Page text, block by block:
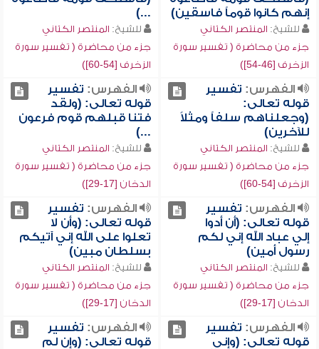
إنهم كانوا قوماً فاسقين)
للشيخ: المنتصر الكتاني
جزء من محاضرة ( تفسير سورة
الزخرف [46-54])
...)
للشيخ: المنتصر الكتاني
جزء من محاضرة ( تفسير سورة
الزخرف [54-60])
الفهرس: تفسير
قوله تعالى:
(وجعلناهم سلفاً ومثلاً
للآخرين)
للشيخ: المنتصر الكتاني
جزء من محاضرة ( تفسير سورة
الزخرف [54-60])
الفهرس: تفسير
قوله تعالى: (ولقد
فتنا قبلهم قوم فرعون
...)
للشيخ: المنتصر الكتاني
جزء من محاضرة ( تفسير سورة
الدخان [17-29])
الفهرس: تفسير
قوله تعالى: (أن أدوا
إلي عباد الله إني لكم
رسول أمين)
للشيخ: المنتصر الكتاني
جزء من محاضرة ( تفسير سورة
الدخان [17-29])
الفهرس: تفسير
قوله تعالى: (وأن لا
تعلوا على الله إني آتيكم
بسلطان مبين)
للشيخ: المنتصر الكتاني
جزء من محاضرة ( تفسير سورة
الدخان [17-29])
الفهرس: تفسير
قوله تعالى: (وإني
الفهرس: تفسير
قوله تعالى: (وإن لم